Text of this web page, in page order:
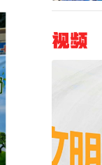
视频